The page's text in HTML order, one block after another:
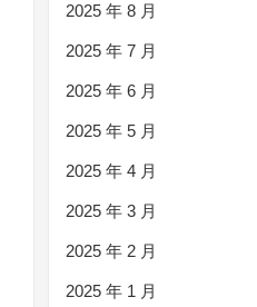
2025 年 8 月
2025 年 7 月
2025 年 6 月
2025 年 5 月
2025 年 4 月
2025 年 3 月
2025 年 2 月
2025 年 1 月